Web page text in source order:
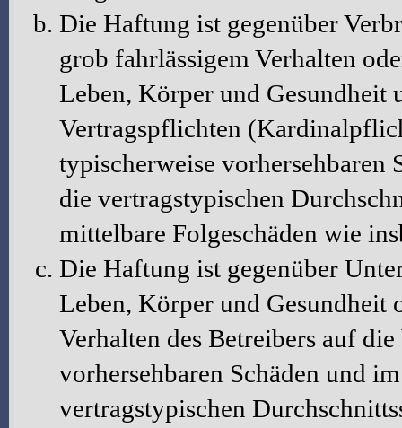
Die Haftung ist gegenüber
grob fahrlässigem Verhalten
Leben, Körper und Gesundheit
Vertragspflichten
typischerweise vorhersehbaren
die vertragstypischen
mittelbare Folgeschäden wie
Die Haftung ist gegenüber
Leben, Körper und Gesundheit
Verhalten des Betreibers auf
vorhersehbaren Schäden und
vertragstypischen